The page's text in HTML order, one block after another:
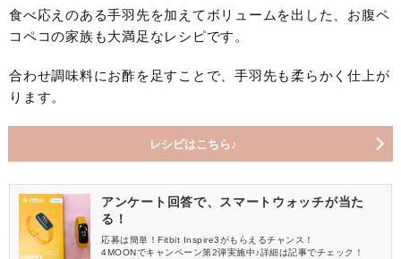
食べ応えのある手羽先を加えてボリュームを出した、お腹ペ
コペコの家族も大満足なレシピです。
合わせ調味料にお酢を足すことで、手羽先も柔らかく仕上が
ります。
レシピはこちら♪
アンケート回答で、スマートウォッチが当た
る！
応募は簡単！Fitbit Inspire3がもらえるチャンス！
4MOONでキャンペーン第2弾実施中♪詳細は記事でチェック！